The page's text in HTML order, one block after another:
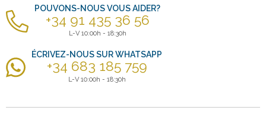
POUVONS-NOUS VOUS AIDER?
+34 91 435 36 56
L-V 10:00h - 18:30h
ÉCRIVEZ-NOUS SUR WHATSAPP
+34 683 185 759
L-V 10:00h - 18:30h